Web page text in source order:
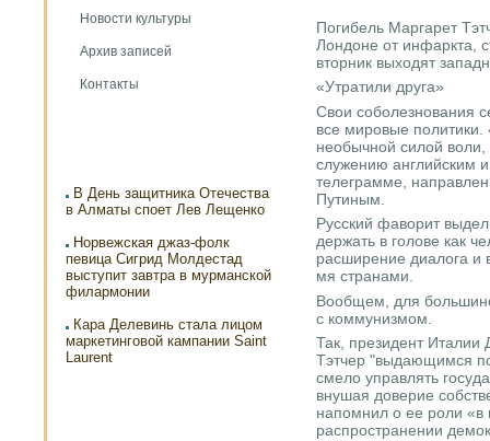
Новости культуры
Архив записей
Контакты
В День защитника Отечества
в Алматы споет Лев Лещенко
Норвежская джаз-фолк
певица Сигрид Молдестад
выступит завтра в мурманской
филармонии
Кара Делевинь стала лицом
маркетинговой кампании Saint
Laurent
Погибель Маргарет
Лондоне от инфаркта,
вторник выходят
«Утратили друга»
Свои соболезнования
все мировые
необычной силой
служению английским
телеграмме,
Путиным.
Русский фаворит
держать в голове как
расширение диалога
мя странами.
Вообщем, для
с коммунизмом.
Так, президент
Тэтчер "выдающимся
смело управлять
внушая доверие
напомнил о ее роли «в
распространении